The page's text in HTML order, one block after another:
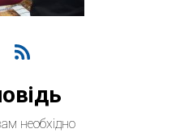
необхідно